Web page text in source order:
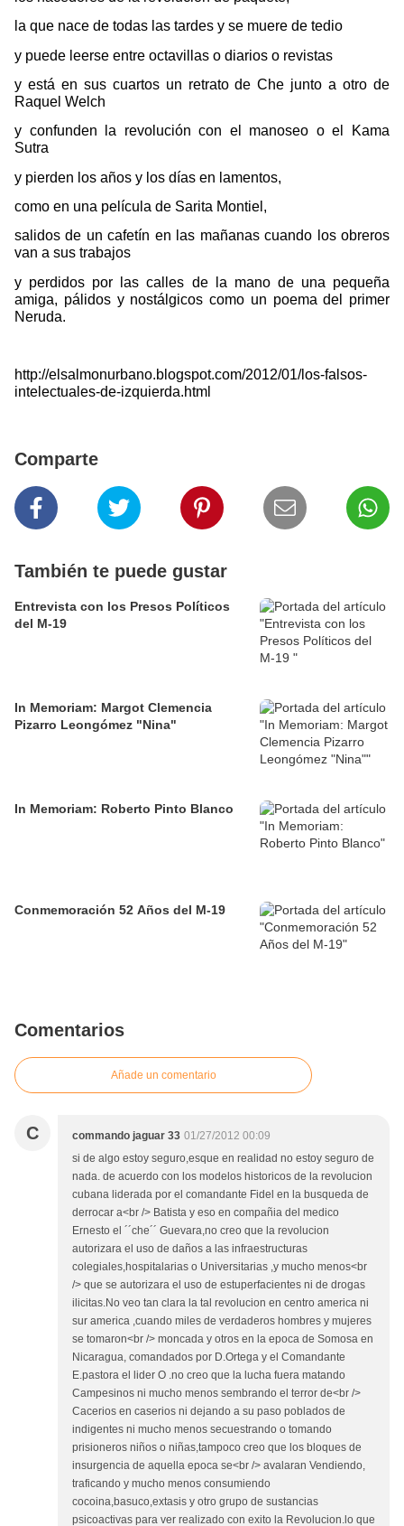
la que nace de todas las tardes y se muere de tedio
y puede leerse entre octavillas o diarios o revistas
y está en sus cuartos un retrato de Che junto a otro de
Raquel Welch
y confunden la revolución con el manoseo o el Kama
Sutra
y pierden los años y los días en lamentos,
como en una película de Sarita Montiel,
salidos de un cafetín en las mañanas cuando los obreros
van a sus trabajos
y perdidos por las calles de la mano de una pequeña
amiga, pálidos y nostálgicos como un poema del primer
Neruda.
http://elsalmonurbano.blogspot.com/2012/01/los-falsos-
intelectuales-de-izquierda.html
Comparte
También te puede gustar
Entrevista con los Presos Políticos
del M-19
In Memoriam: Margot Clemencia
Pizarro Leongómez "Nina"
In Memoriam: Roberto Pinto Blanco
Conmemoración 52 Años del M-19
Comentarios
Añade un comentario
C commando jaguar 33 01/27/2012 00:09
si de algo estoy seguro,esque en realidad no estoy seguro de
nada. de acuerdo con los modelos historicos de la revolucion
cubana liderada por el comandante Fidel en la busqueda de
derrocar a<br /> Batista y eso en compañia del medico
Ernesto el ´´che´´ Guevara,no creo que la revolucion
autorizara el uso de daños a las infraestructuras
colegiales,hospitalarias o Universitarias ,y mucho menos<br
/> que se autorizara el uso de estuperfacientes ni de drogas
ilicitas.No veo tan clara la tal revolucion en centro america ni
sur america ,cuando miles de verdaderos hombres y mujeres
se tomaron<br /> moncada y otros en la epoca de Somosa en
Nicaragua, comandados por D.Ortega y el Comandante
E.pastora el lider O .no creo que la lucha fuera matando
Campesinos ni mucho menos sembrando el terror de<br />
Cacerios en caserios ni dejando a su paso poblados de
indigentes ni mucho menos secuestrando o tomando
prisioneros niños o niñas,tampoco creo que los bloques de
insurgencia de aquella epoca se<br /> avalaran Vendiendo,
traficando y mucho menos consumiendo
cocoina,basuco,extasis y otro grupo de sustancias
psicoactivas para ver realizado con exito la Revolucion.lo que